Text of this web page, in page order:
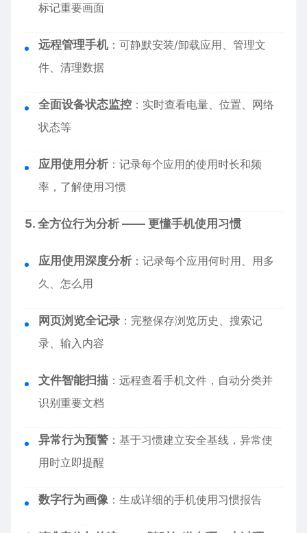
标记重要画面
远程管理手机：可静默安装/卸载应用、管理文
件、清理数据
全面设备状态监控 ：实时查看电量、位置、网络
状态等
应用使用分析 ：记录每个应用的使用时长和频
率，了解使用习惯
5. 全方位行为分析 —— 更懂手机使用习惯
应用使用深度分析 ：记录每个应用何时用、用多
久、怎么用
网页浏览全记录 ：完整保存浏览历史、搜索记
录、输入内容
文件智能扫描 ：远程查看手机文件，自动分类并
识别重要文档
异常行为预警 ：基于习惯建立安全基线，异常使
用时立即提醒
数字行为画像：生成详细的手机使用习惯报告